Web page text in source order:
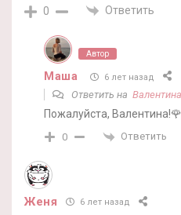
0 Ответить
Автор
Маша 6 лет назад
Ответить на Валентина
Пожалуйста,
0 Ответить
Женя 6 лет назад